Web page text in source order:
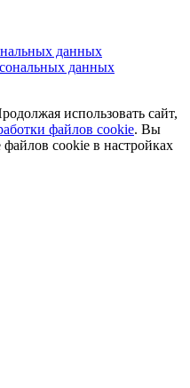
данных
данных
использовать сайт,
файлов cookie. Вы
файлов cookie в настройках